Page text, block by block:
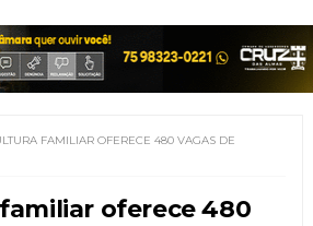
FAMILIAR OFERECE 480 VAGAS DE
oferece 480